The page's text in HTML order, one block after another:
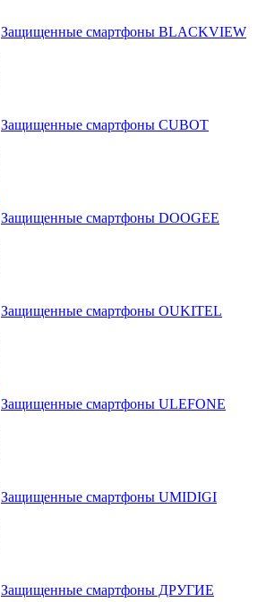
Защищенные смартфоны BLACKVIEW
Защищенные смартфоны CUBOT
Защищенные смартфоны DOOGEE
Защищенные смартфоны OUKITEL
Защищенные смартфоны ULEFONE
Защищенные смартфоны UMIDIGI
Защищенные смартфоны ДРУГИЕ